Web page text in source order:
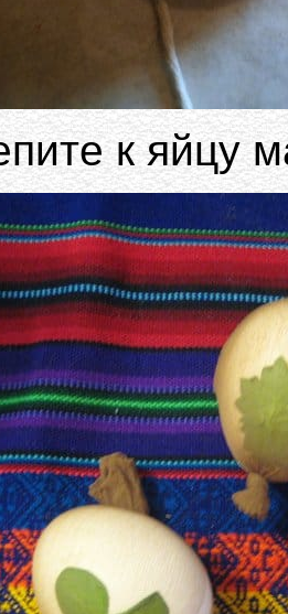
к яйцу